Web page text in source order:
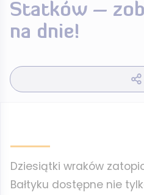
Statków –
na dnie!
Dziesiątki wraków
Bałtyku dostępne nie